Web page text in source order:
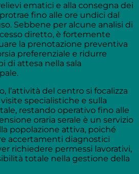
ematici e alla consegna dei
fino alle ore undici dal
Sebbene per alcune analisi di
diretto, è fortemente
la prenotazione preventiva
preferenziale e ridurre
di attesa nella sala
l’attività del centro si focalizza
specialistiche e sulla
restando operativo fino alle
oraria serale è un servizio
popolazione attiva, poiché
accertamenti diagnostici
richiedere permessi lavorativi,
totale nella gestione della